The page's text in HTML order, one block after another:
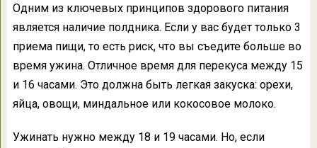
Одним из ключевых принципов здорового питания
является наличие полдника. Если у вас будет только 3
приема пищи, то есть риск, что вы съедите больше во
время ужина. Отличное время для перекуса между 15
и 16 часами. Это должна быть легкая закуска: орехи,
яйца, овощи, миндальное или кокосовое молоко.
Ужинать нужно между 18 и 19 часами. Но, если